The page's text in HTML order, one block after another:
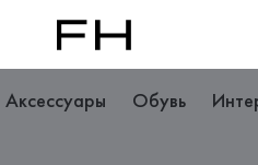
Аксессуары Обувь